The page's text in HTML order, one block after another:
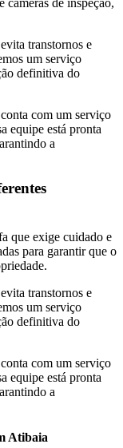
transtornos e
um serviço
definitiva do
com um serviço
equipe está pronta
a
que exige cuidado e
para garantir que o
transtornos e
um serviço
definitiva do
com um serviço
equipe está pronta
a
Atibaia